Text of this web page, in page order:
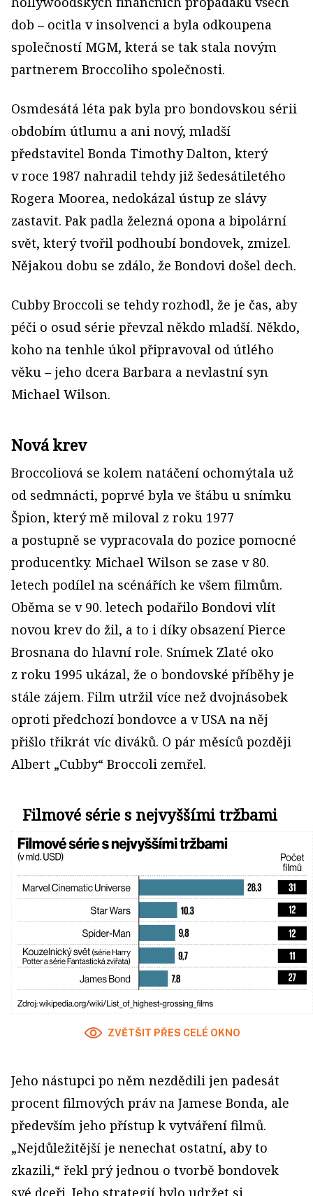
dob – ocitla v insolvenci a byla odkoupena
společností MGM, která se tak stala novým
partnerem Broccoliho společnosti.
Osmdesátá léta pak byla pro bondovskou sérii
obdobím útlumu a ani nový, mladší
představitel Bonda Timothy Dalton, který
v roce 1987 nahradil tehdy již šedesátiletého
Rogera Moorea, nedokázal ústup ze slávy
zastavit. Pak padla železná opona a bipolární
svět, který tvořil podhoubí bondovek, zmizel.
Nějakou dobu se zdálo, že Bondovi došel dech.
Cubby Broccoli se tehdy rozhodl, že je čas, aby
péči o osud série převzal někdo mladší. Někdo,
koho na tenhle úkol připravoval od útlého
věku – jeho dcera Barbara a nevlastní syn
Michael Wilson.
Nová krev
Broccoliová se kolem natáčení ochomýtala už
od sedmnácti, poprvé byla ve štábu u snímku
Špion, který mě miloval z roku 1977
a postupně se vypracovala do pozice pomocné
producentky. Michael Wilson se zase v 80.
letech podílel na scénářích ke všem filmům.
Oběma se v 90. letech podařilo Bondovi vlít
novou krev do žil, a to i díky obsazení Pierce
Brosnana do hlavní role. Snímek Zlaté oko
z roku 1995 ukázal, že o bondovské příběhy je
stále zájem. Film utržil více než dvojnásobek
oproti předchozí bondovce a v USA na něj
přišlo třikrát víc diváků. O pár měsíců později
Albert „Cubby“ Broccoli zemřel.
Filmové série s nejvyššími tržbami
ZVĚTŠIT PŘES CELÉ OKNO
Jeho nástupci po něm nezdědili jen padesát
procent filmových práv na Jamese Bonda, ale
především jeho přístup k vytváření filmů.
„Nejdůležitější je nenechat ostatní, aby to
zkazili,“ řekl prý jednou o tvorbě bondovek